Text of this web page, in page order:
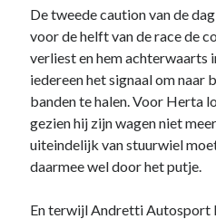
De tweede caution van de
voor de helft van de race de
verliest en hem achterwaarts
iedereen het signaal om naar
banden te halen. Voor Herta
gezien hij zijn wagen niet
uiteindelijk van stuurwiel moet
daarmee wel door het putje.
En terwijl Andretti Autosport